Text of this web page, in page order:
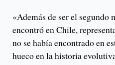
«Además de ser el segundo
encontró en Chile,
no se había encontrado en
hueco en la historia